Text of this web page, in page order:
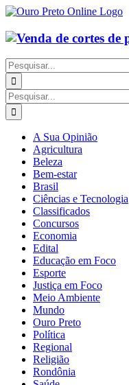
Ir
o
conteúdo
Buscar
resultados
para:
Buscar
resultados
para:
A Sua Opinião
Agricultura
Beleza
Bem-estar
Brasil
Ciências e Tecnologia
Classificados
Concursos
Economia
Edital
Educação em Foco
Esporte
Justiça em Foco
Meio Ambiente
Mundo
Ouro Preto
Política
Regional
Religião
Rondônia